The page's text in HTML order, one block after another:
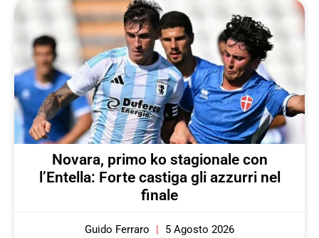
Novara, primo ko stagionale con
l’Entella: Forte castiga gli azzurri nel
finale
Guido Ferraro 5 Agosto 2026